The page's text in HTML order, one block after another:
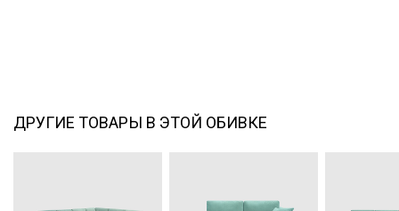
ДРУГИЕ ТОВАРЫ В ЭТОЙ ОБИВКЕ